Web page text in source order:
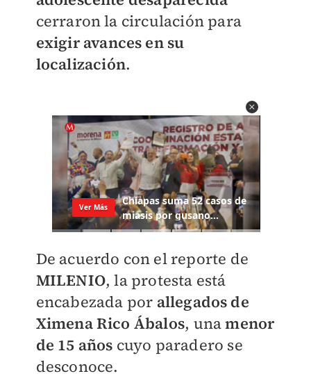
cerraron la circulación para
exigir avances en su
localización.
De acuerdo con el reporte de
MILENIO, la protesta está
encabezada por allegados de
Ximena Rico Ábalos, unamenor
de 15 años cuyo paradero se
desconoce.